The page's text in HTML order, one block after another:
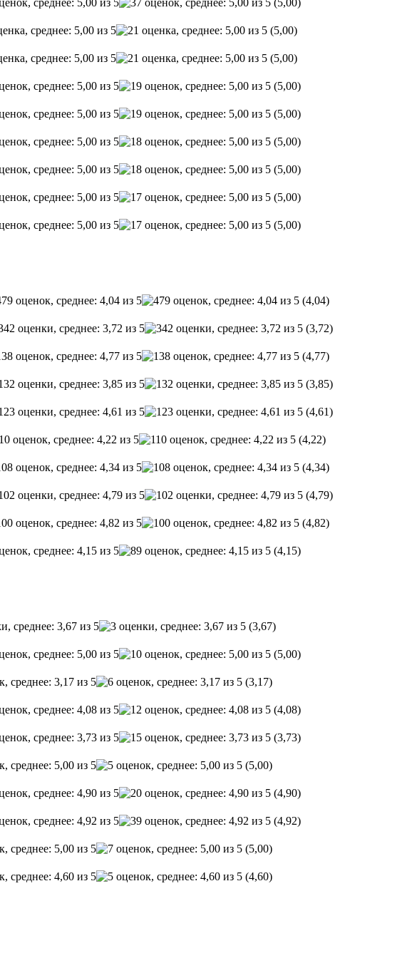
(5,00)
(5,00)
(5,00)
(5,00)
(5,00)
(5,00)
(5,00)
(5,00)
(4,04)
(3,72)
(4,77)
(3,85)
(4,61)
(4,22)
(4,34)
(4,79)
(4,82)
(4,15)
(3,67)
(5,00)
(3,17)
(4,08)
(3,73)
(5,00)
(4,90)
(4,92)
(5,00)
(4,60)